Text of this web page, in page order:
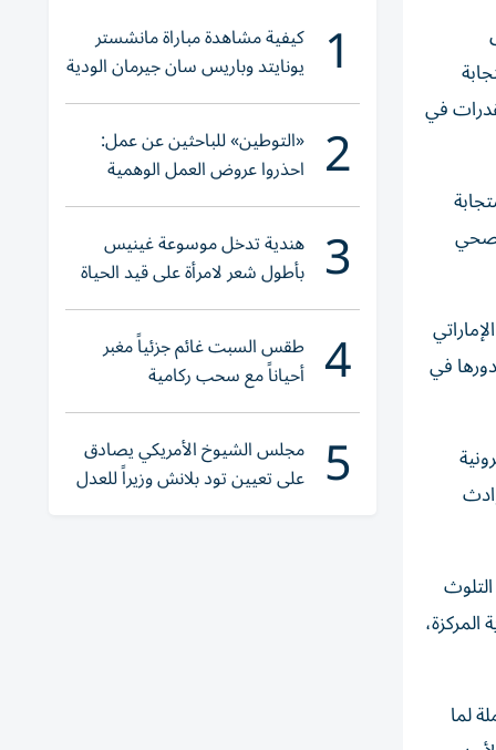
في
في
لما
1 كيفية مشاهدة مباراة مانشستر
يونايتد وباريس سان جيرمان الودية
والقنوات الناقلة
2 «التوطين» للباحثين عن عمل:
احذروا عروض العمل الوهمية
وتحققوا عبر «الباركود»
3 هندية تدخل موسوعة غينيس
بأطول شعر لامرأة على قيد الحياة
4 طقس السبت غائم جزئياً مغبر
أحياناً مع سحب ركامية
5 مجلس الشيوخ الأمريكي يصادق
على تعيين تود بلانش وزيراً للعدل